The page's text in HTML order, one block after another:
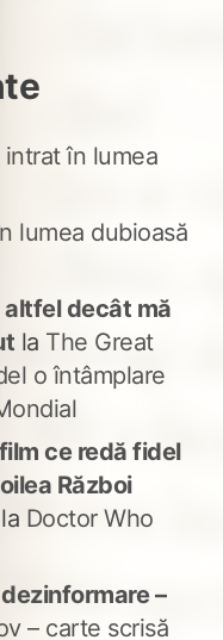
intrat în lumea
lumea dubioasă
altfel decât mă
la The Great
o întâmplare
ce redă fidel
Război
la Doctor Who
–
– carte scrisă